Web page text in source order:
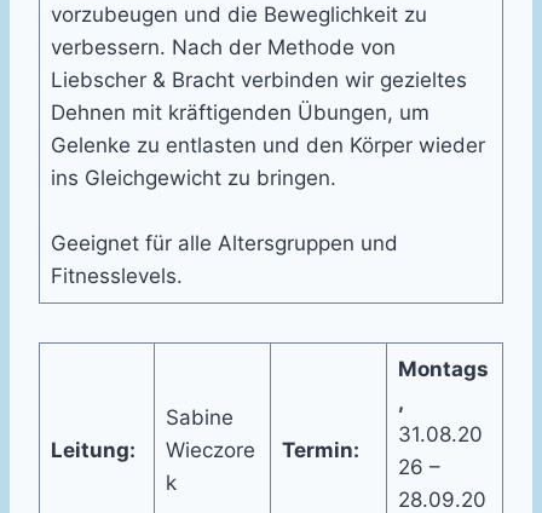
vorzubeugen und die Beweglichkeit zu
verbessern. Nach der Methode von
Liebscher & Bracht verbinden wir gezieltes
Dehnen mit kräftigenden Übungen, um
Gelenke zu entlasten und den Körper wieder
ins Gleichgewicht zu bringen.
Geeignet für alle Altersgruppen und
Fitnesslevels.
Leitung:
Sabine
Wieczore
k
Termin:
Montags
,
31.08.20
26 –
28.09.20